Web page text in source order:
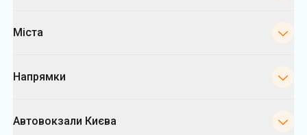
Міста
Напрямки
Автовокзали Києва